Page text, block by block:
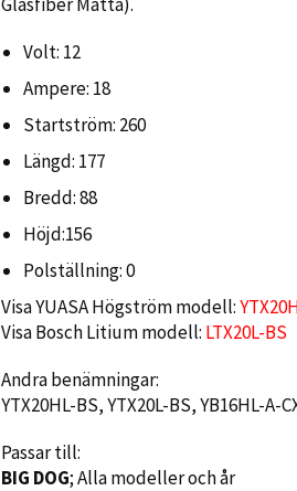
Volt: 12
Ampere: 18
Startström: 260
Längd: 177
Bredd: 88
Höjd:156
Polställning: 0
Visa YUASA Högström modell:
Visa Bosch Litium modell: LTX20L-BS
Andra benämningar:
YTX20HL-BS, YTX20L-BS, YB16HL-A-
Passar till:
BIG DOG; Alla modeller och år